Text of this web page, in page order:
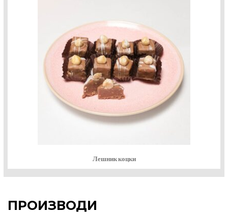
Лешник коцки
ПРОИЗВОДИ